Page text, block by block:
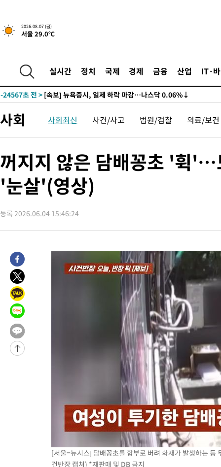
2026.08.07 (금)
서울 29.0℃
실시간 정치 국제 경제 금융 산업 IT·
-24567초 전 >[속보] 뉴욕증시, 일제 하락 마감…나스닥 0.06%↓
례 큰 폭발음
-28716초 전 >
[속보]美, 폴리실리콘 수입 규제…파생제품 15% 관세, 120일
-26867초 전 >
-24567초 전 > [속보] 뉴욕증시, 일제 하락 마감…나스닥 0.06%↓
례 큰 폭발음
-28716초 전 >
[속보]美, 폴리실리콘 수입 규제…파생제품 15% 관세, 120일
-26867초 전 >[속보]트럼프, 美 원정출산 금지 행정명령 서명
사회 사회최신 사건/사고 법원/검찰 의료/보건
꺼지지 않은 담배꽁초 '휙'…
'눈살'(영상)
등록 2026.06.04 15:46:24
[서울=뉴시스] 담배꽁초를 함부로 버려 화재가 발생하는
건반장 캡처) *재판매 및 DB 금지